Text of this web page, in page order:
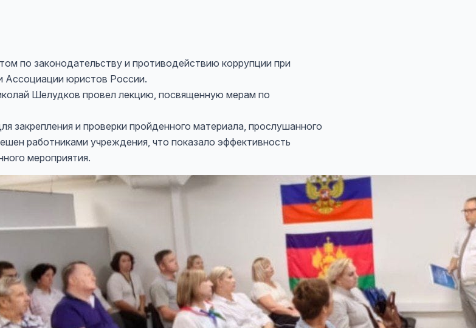
по законодательству и противодействию коррупции при
Ассоциации юристов России.
Шелудков провел лекцию, посвященную мерам по
закрепления и проверки пройденного материала, прослушанного
работниками учреждения, что показало эффективность
мероприятия.